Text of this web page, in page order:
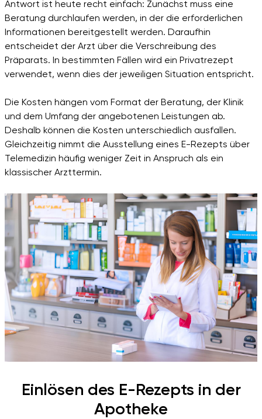
Antwort ist heute recht einfach: Zunächst muss eine
Beratung durchlaufen werden, in der die erforderlichen
Informationen bereitgestellt werden. Daraufhin
entscheidet der Arzt über die Verschreibung des
Präparats. In bestimmten Fällen wird ein Privatrezept
verwendet, wenn dies der jeweiligen Situation entspricht.
Die Kosten hängen vom Format der Beratung, der Klinik
und dem Umfang der angebotenen Leistungen ab.
Deshalb können die Kosten unterschiedlich ausfallen.
Gleichzeitig nimmt die Ausstellung eines E-Rezepts über
Telemedizin häufig weniger Zeit in Anspruch als ein
klassischer Arzttermin.
Einlösen des E-Rezepts in der
Apotheke